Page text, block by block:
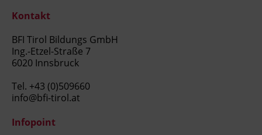
Kontakt
BFI Tirol Bildungs GmbH
Ing.-Etzel-Straße 7
6020 Innsbruck
Tel. +43 (0)509660
info@bfi-tirol.at
Infopoint